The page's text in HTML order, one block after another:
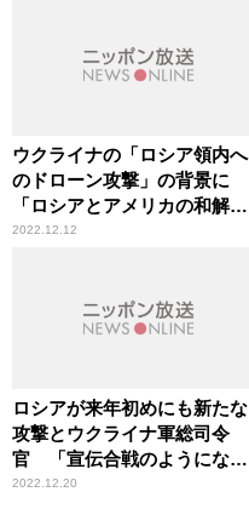
ウクライナの「ロシア領内へ
のドローン攻撃」の背景に
「ロシアとアメリカの和解交
渉」か
2022.12.12
ロシアが来年初めにも新たな
攻撃とウクライナ軍総司令
官 「宣伝合戦のようになっ
ている」辛坊治郎が指摘
2022.12.20